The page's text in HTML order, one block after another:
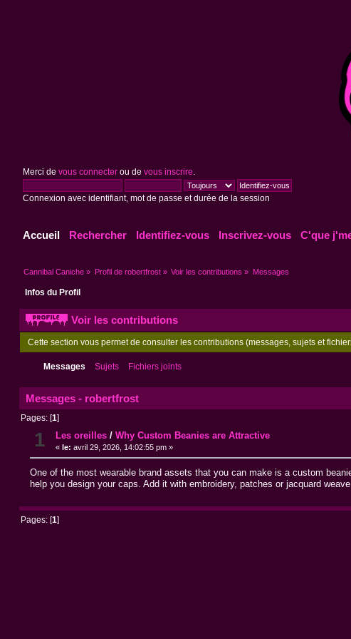
Merci de vous connecterou de vous inscrire
Connexion avec identifiant, mot de passe et durée de la session
Accueil Rechercher Identifiez-vous Inscrivez-vous C'que
Cannibal Caniche » Profil de robertfrost» Voir les contributions » Messages
Infos du Profil
Voir les contributions
Cette section vous permet de consulter les contributions (messages, sujets et
Messages Sujets Fichiers joints
Messages - robertfrost
Pages: [1]
1 Les oreilles/ Why Custom Beanies are Attractive
« le: avril 29, 2026, 14:02:55 pm »
One of the most wearable brand assets that you can make is a custom
help you design your caps. Add it with embroidery, patches or jacquard
Pages: [1]